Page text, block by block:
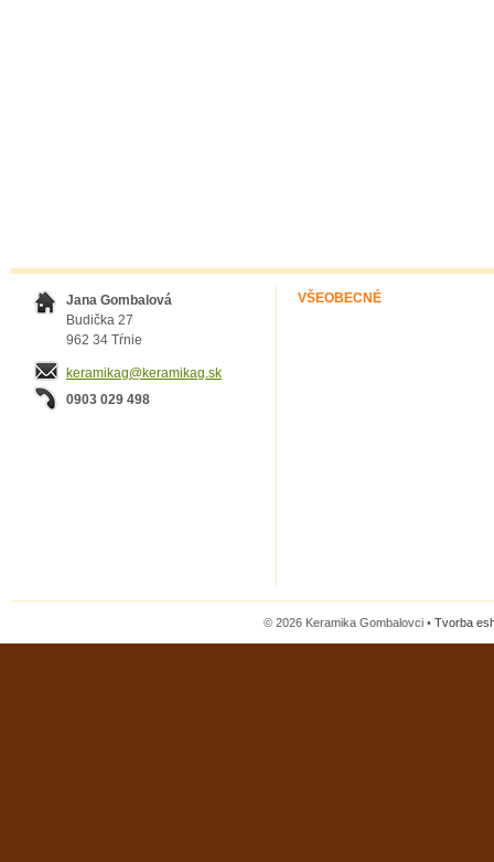
Jana Gombalová
Budička 27
962 34 Tŕnie
keramikag@keramikag.sk
0903 029 498
VŠEOBECNÉ
© 2026 Keramika Gombalovci • Tvorba